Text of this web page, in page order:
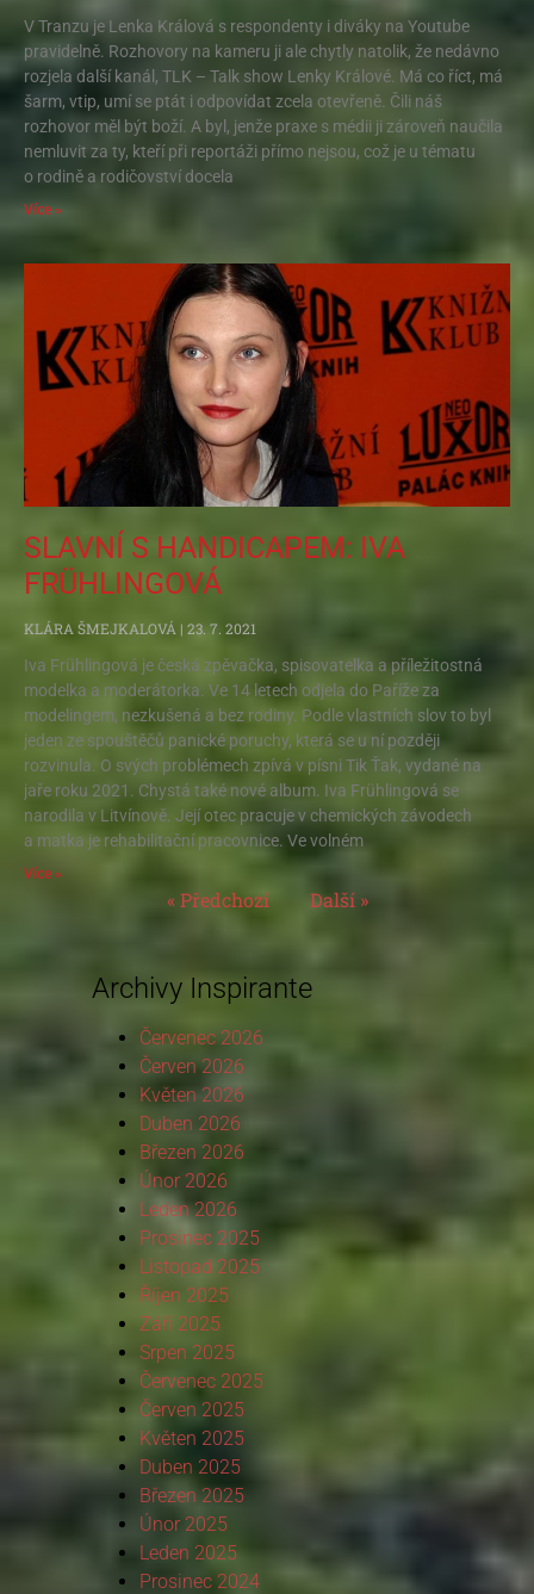
V Tranzu je Lenka Králová s respondenty i diváky na Youtube
pravidelně. Rozhovory na kameru ji ale chytly natolik, že nedávno
rozjela další kanál, TLK – Talk show Lenky Králové. Má co říct, má
šarm, vtip, umí se ptát i odpovídat zcela otevřeně. Čili náš
rozhovor měl být boží. A byl, jenže praxe s médii ji zároveň naučila
nemluvit za ty, kteří při reportáži přímo nejsou, což je u tématu
o rodině a rodičovství docela
Více »
SLAVNÍ S HANDICAPEM: IVA
FRÜHLINGOVÁ
KLÁRA ŠMEJKALOVÁ
23. 7. 2021
Iva Frühlingová je česká zpěvačka, spisovatelka a příležitostná
modelka a moderátorka. Ve 14 letech odjela do Paříže za
modelingem, nezkušená a bez rodiny. Podle vlastních slov to byl
jeden ze spouštěčů panické poruchy, která se u ní později
rozvinula. O svých problémech zpívá v písni Tik Ťak, vydané na
jaře roku 2021. Chystá také nové album. Iva Frühlingová se
narodila v Litvínově. Její otec pracuje v chemických závodech
a matka je rehabilitační pracovnice. Ve volném
Více »
« Předchozí Další »
Archivy Inspirante
Červenec 2026
Červen 2026
Květen 2026
Duben 2026
Březen 2026
Únor 2026
Leden 2026
Prosinec 2025
Listopad 2025
Říjen 2025
Září 2025
Srpen 2025
Červenec 2025
Červen 2025
Květen 2025
Duben 2025
Březen 2025
Únor 2025
Leden 2025
Prosinec 2024